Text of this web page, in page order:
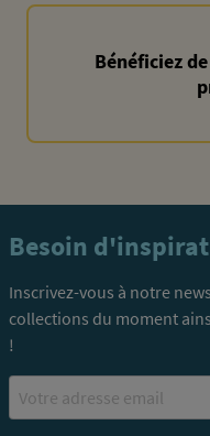
Bénéficiez
Besoin
Inscrivez-vous à notre
collections du moment
!